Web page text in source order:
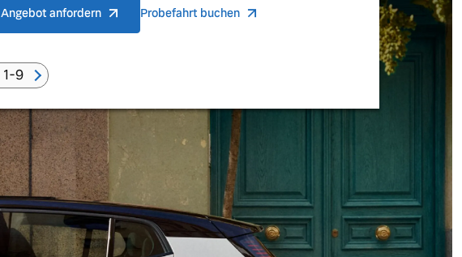
Angebot anfordern Probefahrt buchen
1-9